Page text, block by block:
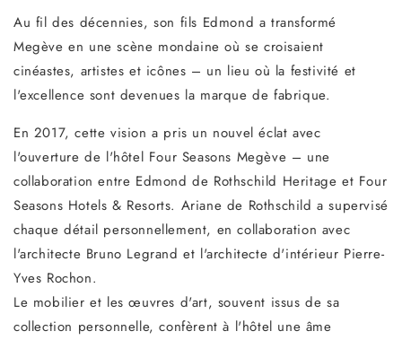
Au fil des décennies, son fils Edmond a transformé
Megève en une scène mondaine où se croisaient
cinéastes, artistes et icônes – un lieu où la festivité et
l'excellence sont devenues la marque de fabrique.
En 2017, cette vision a pris un nouvel éclat avec
l'ouverture de l'hôtel Four Seasons Megève – une
collaboration entre Edmond de Rothschild Heritage et Four
Seasons Hotels & Resorts. Ariane de Rothschild a supervisé
chaque détail personnellement, en collaboration avec
l'architecte Bruno Legrand et l'architecte d'intérieur Pierre-
Yves Rochon.
Le mobilier et les œuvres d'art, souvent issus de sa
collection personnelle, confèrent à l'hôtel une âme